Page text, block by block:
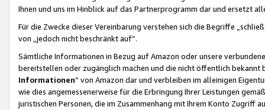
Ihnen und uns im Hinblick auf das Partnerprogramm dar und ersetzt
Für die Zwecke dieser Vereinbarung verstehen sich die Begriffe
von „jedoch nicht beschränkt auf“.
Sämtliche Informationen in Bezug auf Amazon oder unsere
bereitstellen oder zugänglich machen und die nicht öffentlich
Informationen“ von Amazon dar und verbleiben im alleinigen
wie dies angemessenerweise für die Erbringung Ihrer Leistungen
juristischen Personen, die im Zusammenhang mit Ihrem Konto